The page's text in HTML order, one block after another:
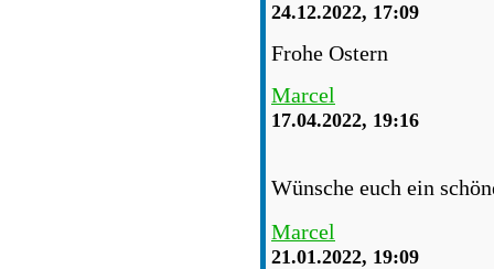
24.12.2022, 17:09
Frohe Ostern
Marcel
17.04.2022, 19:16
Wünsche euch ein
Marcel
21.01.2022, 19:09